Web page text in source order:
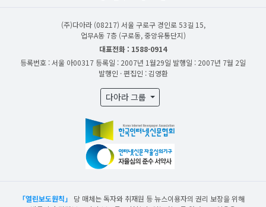
(주)다아라 (08217) 서울 구로구 경인로 53길 15,
업무A동 7층 (구로동, 중앙유통단지)
대표전화 : 1588-0914
등록번호 : 서울 아00317 등록일 : 2007년 1월29일 발행일 : 2007년 7월 2일
발행인 · 편집인 : 김영환
다아라 그룹
「열린보도원칙」
당 매체는 독자와 취재원 등 뉴스이용자의 권리 보장을 위해